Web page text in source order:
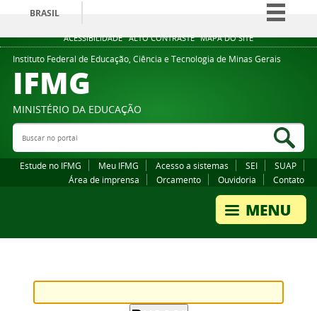
ACESSIBILIDADE ALTO CONTRASTE MAPA DO SITE
BRASIL
Simplifique!
Comunica BR
Legislação
Instituto Federal de Educação, Ciência e Tecnologia de Minas Gerais
IFMG
MINISTÉRIO DA EDUCAÇÃO
Buscar no portal
Estude no IFMG Meu IFMG Acesso a sistemas SEI
SUAP
Área de imprensa
Orcamento Ouvidoria Contato